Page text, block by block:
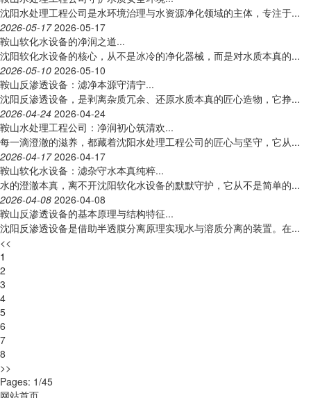
沈阳水处理工程公司是水环境治理与水资源净化领域的主体，专注于...
2026-05-17 2026-05-17
鞍山软化水设备的净润之道...
沈阳软化水设备的核心，从不是冰冷的净化器械，而是对水质本真的...
2026-05-10 2026-05-10
鞍山反渗透设备：滤净本源守清宁...
沈阳反渗透设备，是剥离杂质冗余、还原水质本真的匠心造物，它挣...
2026-04-24 2026-04-24
鞍山水处理工程公司：净润初心筑清欢...
每一滴澄澈的滋养，都藏着沈阳水处理工程公司的匠心与坚守，它从...
2026-04-17 2026-04-17
鞍山软化水设备：滤杂守水本真纯粹...
水的澄澈本真，离不开沈阳软化水设备的默默守护，它从不是简单的...
2026-04-08 2026-04-08
鞍山反渗透设备的基本原理与结构特征...
沈阳反渗透设备是借助半透膜分离原理实现水与溶质分离的装置。在...
<<
1
2
3
4
5
6
7
8
>>
Pages: 1/45
网站首页